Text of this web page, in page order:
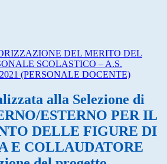
DEL MERITO DEL
SCOLASTICO – A.S.
(PERSONALE DOCENTE)
alla Selezione di
ESTERNO PER IL
DELLE FIGURE DI
E COLLAUDATORE